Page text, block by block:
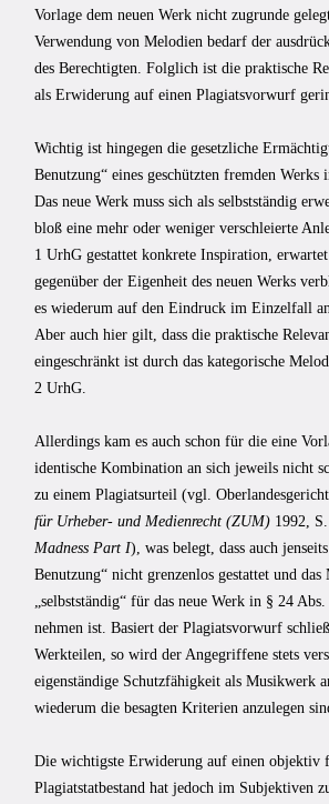
Vorlage dem neuen Werk nicht zugrunde
Verwendung von Melodien bedarf der
des Berechtigten. Folglich ist die praktische
als Erwiderung auf einen Plagiatsvorwurf
Wichtig ist hingegen die gesetzliche
Benutzung“ eines ge­schützten fremden Werks
Das neue Werk muss sich als selbst­ständig
bloß eine mehr oder weniger verschleierte
1 UrhG gestattet konkrete Inspiration,
gegenüber der Eigenheit des neuen Werks
es wiederum auf den Eindruck im Einzelfall
Aber auch hier gilt, dass die praktische
eingeschränkt ist durch das kategorische
2 UrhG.
Allerdings kam es auch schon für die eine
identische Kombination an sich jeweils nicht
zu einem Plagiatsurteil (vgl.
für Urheber- und Medienrecht (ZUM) 1992,
Madness Part I), was belegt, dass auch
Benutzung“ nicht grenzenlos gestattet und das
„selbstständig“ für das neue Werk in § 24
nehmen ist. Basiert der Plagiatsvorwurf
Werkteilen, so wird der Angegriffene stets
eigenständige Schutzfähigkeit als Musikwerk
wiederum die besagten Kriterien anzulegen
Die wichtigste Erwiderung auf einen objektiv
Plagiatstatbestand hat jedoch im Subjektiven